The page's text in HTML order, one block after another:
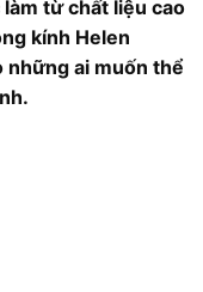
từ chất liệu cao
kính Helen
những ai muốn thể